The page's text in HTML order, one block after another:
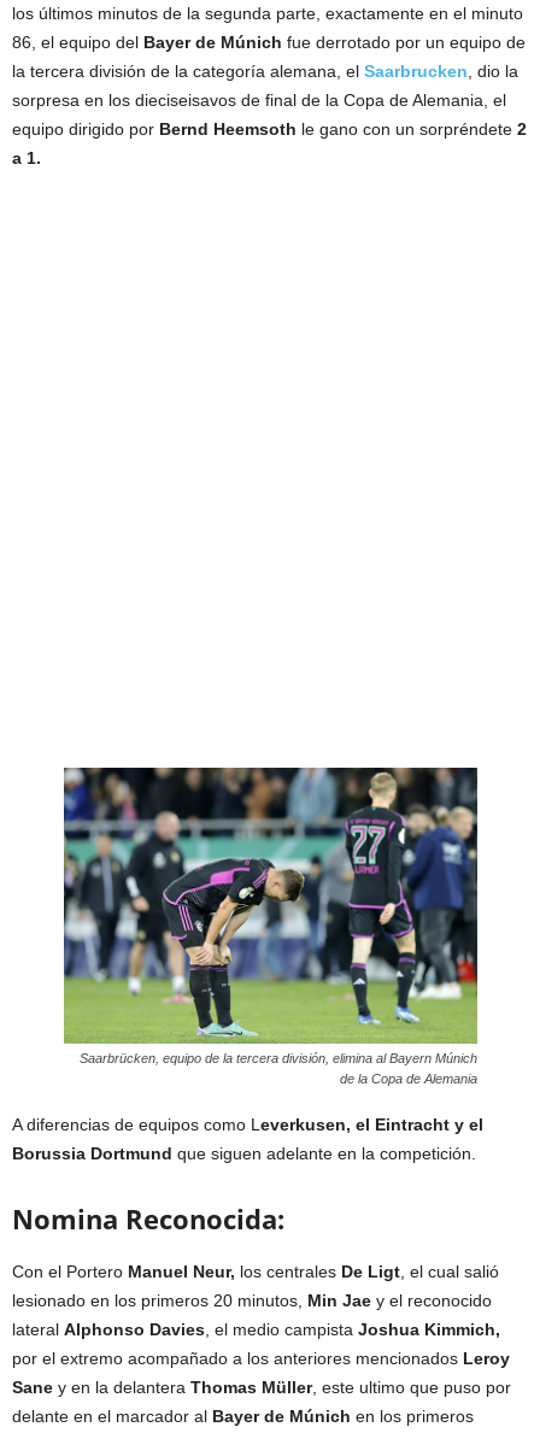
los últimos minutos de la segunda parte, exactamente en el minuto
86, el equipo del Bayer de Múnich fue derrotado por un equipo de
la tercera división de la categoría alemana, el Saarbrucken, dio la
sorpresa en los dieciseisavos de final de la Copa de Alemania, el
equipo dirigido por Bernd Heemsoth le gano con un sorpréndete 2
a 1.
Saarbrücken, equipo de la tercera división, elimina al Bayern Múnich
de la Copa de Alemania
A diferencias de equipos como L everkusen, el Eintracht y el
Borussia Dortmund que siguen adelante en la competición.
Nomina Reconocida:
Con el Portero Manuel Neur, los centrales De Ligt , el cual salió
lesionado en los primeros 20 minutos, Min Jae y el reconocido
lateral Alphonso Davies , el medio campista Joshua Kimmich,
por el extremo acompañado a los anteriores mencionados Leroy
Sane y en la delantera Thomas Müller, este ultimo que puso por
delante en el marcador al Bayer de Múnich en los primeros